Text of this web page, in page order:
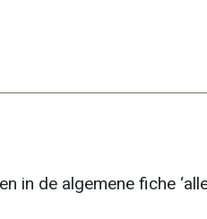
in de algemene fiche